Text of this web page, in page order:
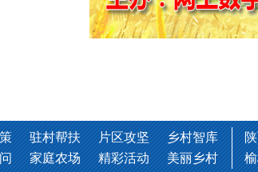
驻村帮扶 片区攻坚
乡村智库
家庭农场 精彩活动 美丽乡村